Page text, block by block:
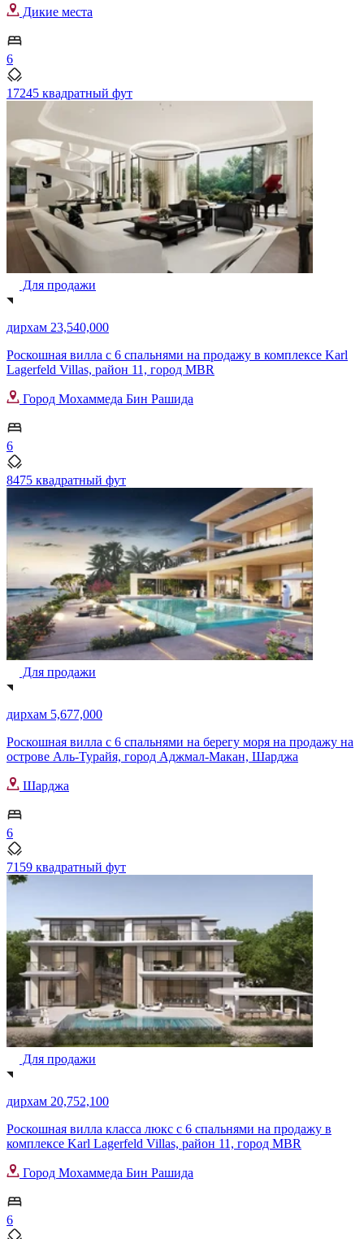
Дикие места
6
17245 квадратный фут
Для продажи
дирхам 23,540,000
Роскошная вилла с 6 спальнями на продажу в комплексе Karl
Lagerfeld Villas, район 11, город MBR
Город Мохаммеда Бин Рашида
6
8475 квадратный фут
Для продажи
дирхам 5,677,000
Роскошная вилла с 6 спальнями на берегу моря на продажу на
острове Аль-Турайя, город Аджмал-Макан, Шарджа
Шарджа
6
7159 квадратный фут
Для продажи
дирхам 20,752,100
Роскошная вилла класса люкс с 6 спальнями на продажу в
комплексе Karl Lagerfeld Villas, район 11, город MBR
Город Мохаммеда Бин Рашида
6